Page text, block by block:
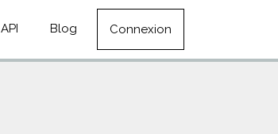
API Blog Connexion